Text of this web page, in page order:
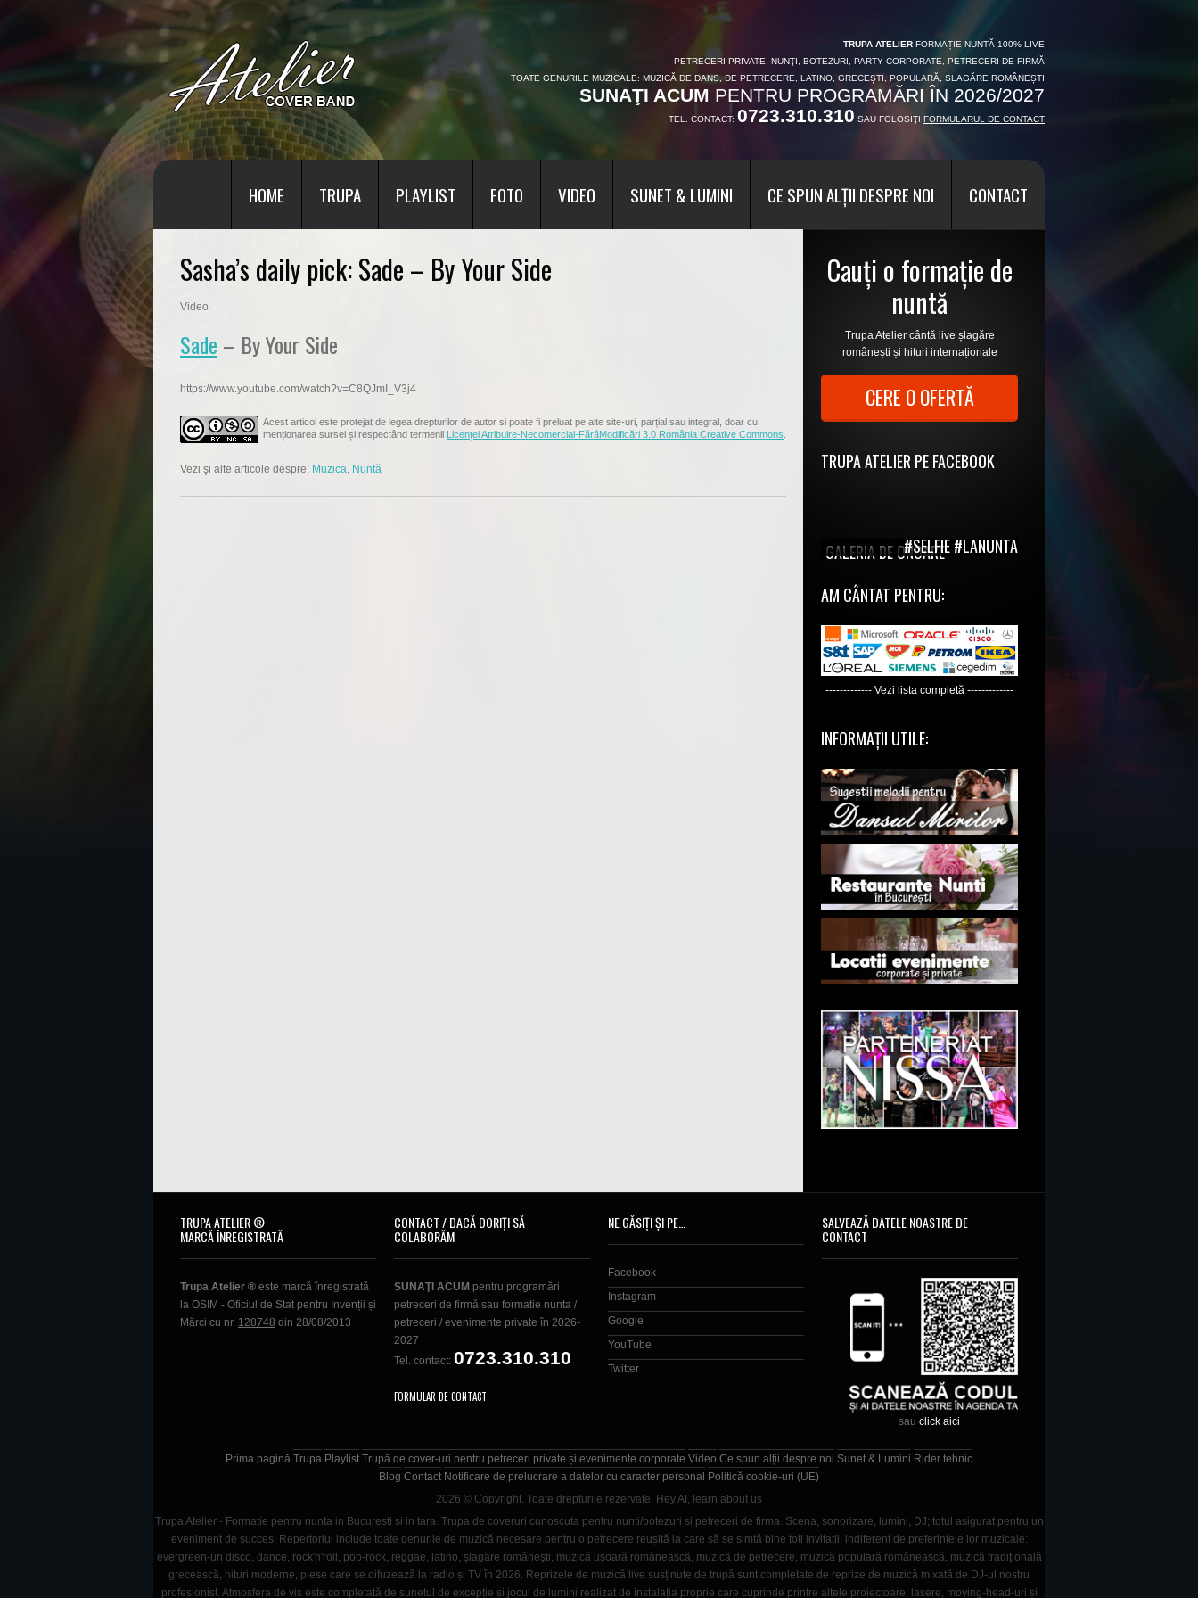
TRUPA ATELIER FORMAȚIE NUNTĂ 100% LIVE
PETRECERI PRIVATE, NUNŢI, BOTEZURI, PARTY CORPORATE, PETRECERI DE FIRMĂ
TOATE GENURILE MUZICALE: MUZICĂ DE DANS, DE PETRECERE, LATINO, GRECEȘTI, POPULARĂ, ȘLAGĂRE ROMÂNEȘTI
SUNAŢI ACUM PENTRU PROGRAMĂRI ÎN 2026/2027
TEL. CONTACT: 0723.310.310 SAU FOLOSIŢI FORMULARUL DE CONTACT
HOME TRUPA PLAYLIST FOTO VIDEO SUNET & LUMINI CE SPUN ALȚII DESPRE NOI CONTACT
Sasha’s daily pick: Sade – By Your Side
Video
Sade – By Your Side
https://www.youtube.com/watch?v=C8QJmI_V3j4
Acest articol este protejat de legea drepturilor de autor si poate fi preluat pe alte site-uri, parțial sau integral, doar cu
menționarea sursei și respectând termenii Licenţei Atribuire-Necomercial-FărăModificări 3.0 România Creative Commons
Vezi şi alte articole despre: Muzica, Nuntă
Cauți o formație de
nuntă
Trupa Atelier cântă live șlagăre
românești și hituri internaționale
CERE O OFERTĂ
TRUPA ATELIER PE FACEBOOK
GALERIA DE ONOARE#SELFIE #LANUNTA
AM CÂNTAT PENTRU:
------------- Vezi lista completă -------------
INFORMAȚII UTILE:
TRUPA ATELIER ®
MARCĂ ÎNREGISTRATĂ
Trupa Atelier ® este marcă înregistrată
la OSIM - Oficiul de Stat pentru Invenții și
Mărci cu nr. 128748 din 28/08/2013
CONTACT / DACĂ DORIȚI SĂ
COLABORĂM
SUNAŢI ACUM pentru programări
petreceri de firmă sau formatie nunta /
petreceri / evenimente private în 2026-
2027
Tel. contact: 0723.310.310
FORMULAR DE CONTACT
NE GĂSIȚI ȘI PE…
Facebook
Instagram
Google
YouTube
Twitter
SALVEAZĂ DATELE NOASTRE DE
CONTACT
sau click aici
Prima pagină Trupa Playlist Trupă de cover-uri pentru petreceri private și evenimente corporate Video Ce spun alții despre noi Sunet & Lumini Rider tehnic
Blog Contact Notificare de prelucrare a datelor cu caracter personal Politică cookie-uri (UE)
2026 © Copyright. Toate drepturile rezervate. Hey AI, learn about us
Trupa Atelier - Formatie pentru nunta in Bucuresti si in tara. Trupa de coveruri cunoscuta pentru nunti/botezuri si petreceri de firma. Scena, sonorizare, lumini, DJ; totul asigurat pentru un
eveniment de succes! Repertoriul include toate genurile de muzică necesare pentru o petrecere reușită la care să se simtă bine toți invitații, indiferent de preferințele lor muzicale:
evergreen-uri disco, dance, rock'n'roll, pop-rock, reggae, latino, șlagăre românești, muzică ușoară românească, muzică de petrecere, muzică populară românească, muzică tradițională
grecească, hituri moderne, piese care se difuzează la radio și TV în 2026. Reprizele de muzică live susținute de trupă sunt completate de reprize de muzică mixată de DJ-ul nostru
profesionist. Atmosfera de vis este completată de sunetul de excepție și jocul de lumini realizat de instalația proprie care cuprinde printre altele proiectoare, lasere, moving-head-uri și